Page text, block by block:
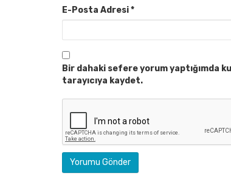
E-Posta Adresi*
Bir dahaki sefere yorum yaptığımda
tarayıcıya kaydet.